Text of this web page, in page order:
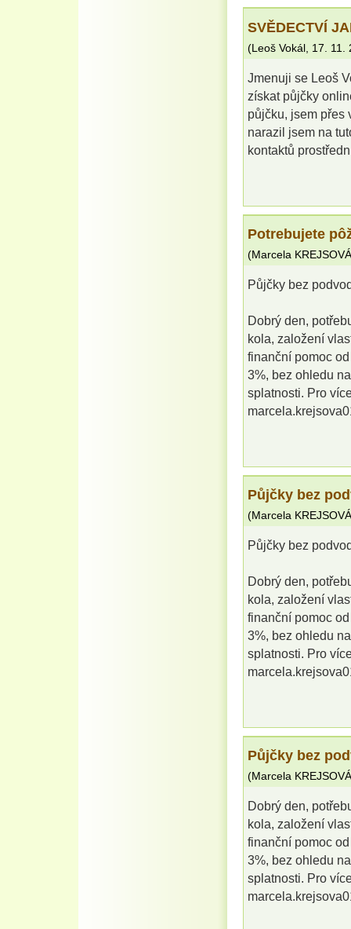
SVĚDECTVÍ
(Leoš Vokál 17. 11.
Jmenuji se Leoš
získat půjčky
půjčku, jsem přes
narazil jsem na
kontaktů
Potrebujete
(Marcela KREJSOVÁ
Půjčky bez
Dobrý den,
kola, založení
finanční pomoc
3%, bez ohledu
splatnosti. Pro
Půjčky bez
(Marcela KREJSOVÁ
Půjčky bez
Dobrý den,
kola, založení
finanční pomoc
3%, bez ohledu
splatnosti. Pro
Půjčky bez
(Marcela KREJSOVÁ
Dobrý den,
kola, založení
finanční pomoc
3%, bez ohledu
splatnosti. Pro